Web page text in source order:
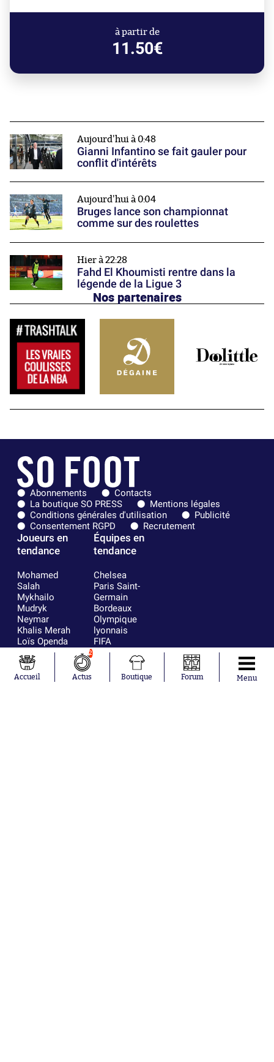
à partir de
11.50€
Aujourd'hui à 0:48
Gianni Infantino se fait gauler pour
conflit d'intérêts
Aujourd'hui à 0:04
Bruges lance son championnat
comme sur des roulettes
Hier à 22:28
Fahd El Khoumisti rentre dans la
légende de la Ligue 3
Nos partenaires
Abonnements
Contacts
La boutique SO PRESS
Mentions légales
Conditions générales d'utilisation
Publicité
Consentement RGPD
Recrutement
Joueurs en
tendance
Mohamed
Salah
Mykhailo
Mudryk
Neymar
Khalis Merah
Loïs Openda
Moussa
Niakhaté
Nicolás
Tagliafico
Équipes en
tendance
Chelsea
Paris Saint-
Germain
Bordeaux
Olympique
lyonnais
FIFA
Real Madrid
RC Strasbourg
AC Milan
France
Accueil
2
Actus Boutique Forum Menu